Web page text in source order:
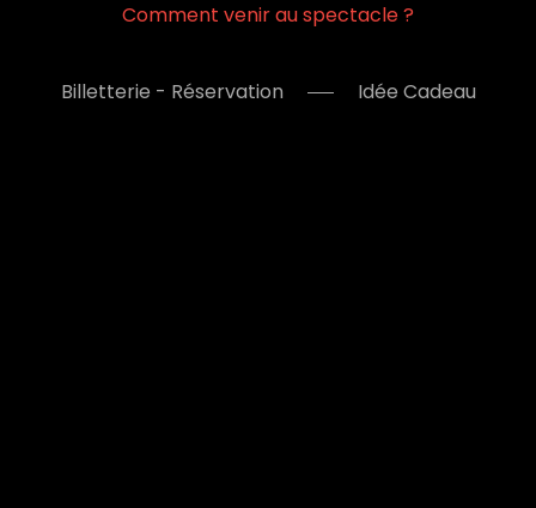
Comment venir au spectacle ?
Billetterie - Réservation Idée Cadeau